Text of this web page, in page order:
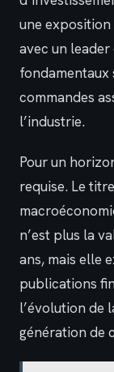
une
avec un leader
fondamentaux
commandes
l’industrie.
Pour un
requise. Le
n’est plus la
ans, mais elle
publications
l’évolution de
génération de